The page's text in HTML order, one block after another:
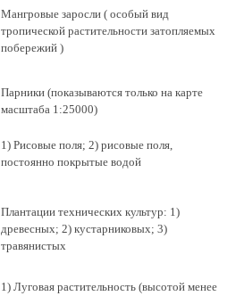
Мангровые заросли ( особый вид
тропической растительности затопляемых
побережий )
Парники (показываются только на карте
масштаба 1:25000)
1) Рисовые поля; 2) рисовые поля,
постоянно покрытые водой
Плантации технических культур: 1)
древесных; 2) кустарниковых; 3)
травянистых
1) Луговая растительность (высотой менее